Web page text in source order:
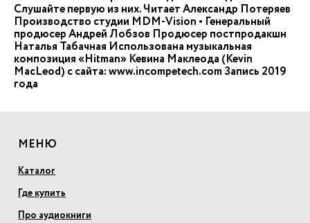
Слушайте первую из них. Читает Александр Потеряев
Производство студии MDM-Vision • Генеральный
продюсер Андрей Лобзов Продюсер постпродакшн
Наталья Табачная Использована музыкальная
композиция «Hitman» Кевина Маклеода (Kevin
MacLeod) с сайта: www.incompetech.com Запись 2019
года
МЕНЮ
Каталог
Где купить
Про аудиокниги